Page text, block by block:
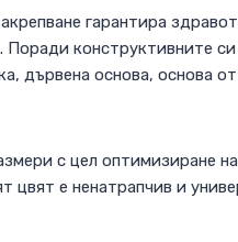
гарантира
Поради конструктивните
дървена основа, основа
с цел оптимизиране
цвят е ненатрапчив и